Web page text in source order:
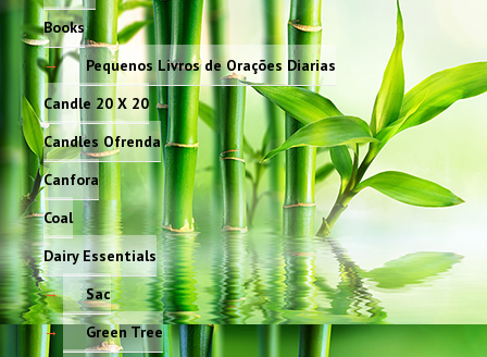
Books
Pequenos Livros de Orações Diarias
Candle 20 X 20
Candles Ofrenda
Canfora
Coal
Dairy Essentials
Sac
Green Tree